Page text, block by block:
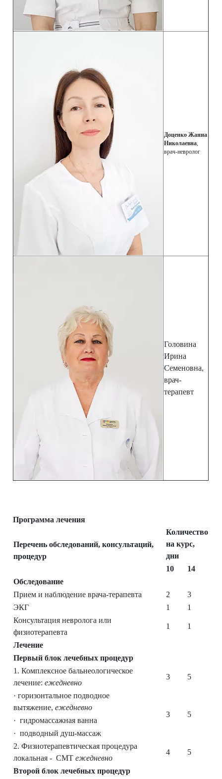
Доценко Жанна
Николаевна,
врач-невролог
Головина
Ирина
Семеновна,
врач-
терапевт
Программа лечения
Перечень обследований, консультаций,
процедур
Количество
на курс,
дни
10
14
Обследование
Прием и наблюдение врача-терапевта
2
3
ЭКГ
1
1
Консультация невролога или
физиотерапевта
1 1
Лечение
Первый блок лечебных процедур
1. Комплексное бальнеологическое
лечение:ежедневно
3 5
· горизонтальное подводное
вытяжение,ежедневно
3
5
· гидромассажная ванна
· подводный душ-массаж
2. Физиотерапевтическая процедура
локальная - СМТежедневно
4 5
Второй блок лечебных процедур